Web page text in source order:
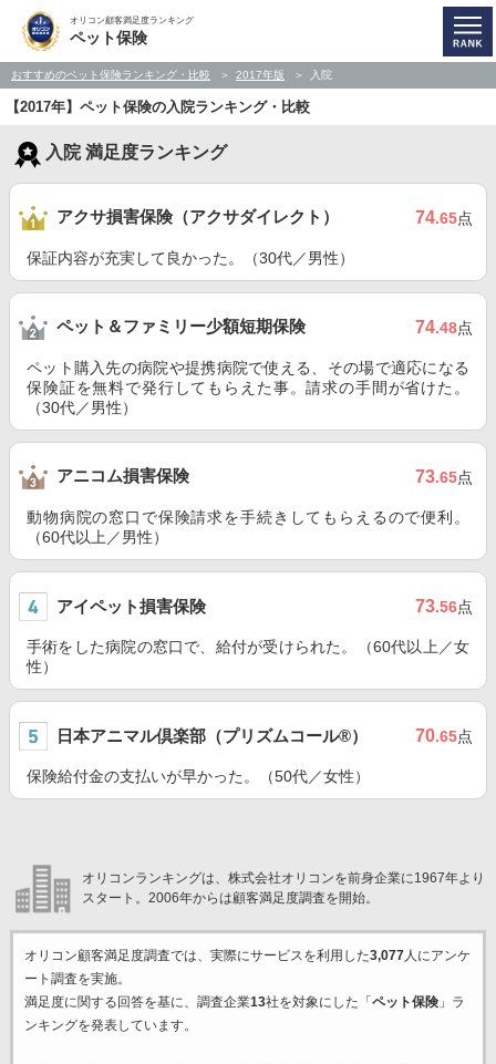
オリコン顧客満足度ランキング
ペット保険
おすすめのペット保険ランキング・比較 2017年版 入院
【2017年】ペット保険の入院ランキング・比較
入院 満足度ランキング
アクサ損害保険（アクサダイレクト） 74.65点
保証内容が充実して良かった。（30代／男性）
ペット＆ファミリー少額短期保険 74.48点
ペット購入先の病院や提携病院で使える、その場で適応になる
保険証を無料で発行してもらえた事。請求の手間が省けた。
（30代／男性）
アニコム損害保険 73.65点
動物病院の窓口で保険請求を手続きしてもらえるので便利。
（60代以上／男性）
アイペット損害保険 73.56点
手術をした病院の窓口で、給付が受けられた。（60代以上／女
性）
日本アニマル倶楽部（プリズムコール®） 70.65点
保険給付金の支払いが早かった。（50代／女性）
オリコンランキングは、株式会社オリコンを前身企業に1967年より
スタート。2006年からは顧客満足度調査を開始。
オリコン顧客満足度調査では、実際にサービスを利用した3,077人にアンケ
ート調査を実施。
満足度に関する回答を基に、調査企業13社を対象にした「 ペット保険」ラ
ンキングを発表しています。